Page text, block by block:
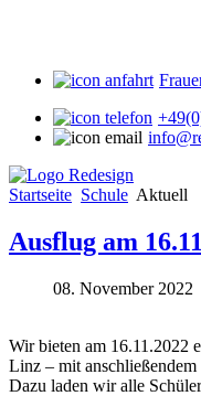
Startseite Schule Aktuell
Ausflug am
08. November 2022
Wir bieten am 16.11.2022
Linz – mit anschließendem
Dazu laden wir alle